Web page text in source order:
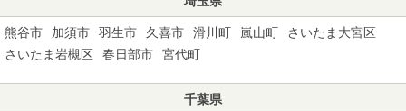
熊谷市 加須市 羽生市 久喜市 滑川町 嵐山町
さいたま大宮区
さいたま岩槻区
春日部市 宮代町
千葉県